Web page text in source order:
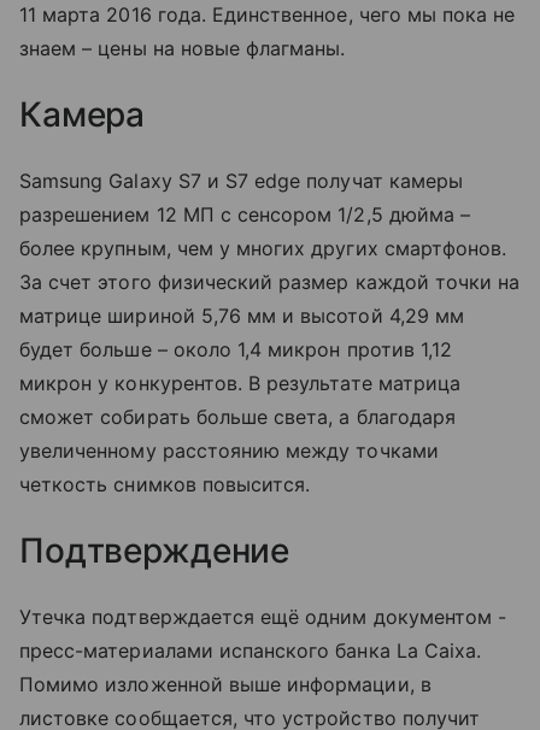
11 марта 2016 года. Единственное, чего мы пока не
знаем – цены на новые флагманы.
Камера
Samsung Galaxy S7 и S7 edge получат камеры
разрешением 12 МП с сенсором 1/2,5 дюйма –
более крупным, чем у многих других смартфонов.
За счет этого физический размер каждой точки на
матрице шириной 5,76 мм и высотой 4,29 мм
будет больше – около 1,4 микрон против 1,12
микрон у конкурентов. В результате матрица
сможет собирать больше света, а благодаря
увеличенному расстоянию между точками
четкость снимков повысится.
Подтверждение
Утечка подтверждается ещё одним документом -
пресс-материалами испанского банка La Caixa.
Помимо изложенной выше информации, в
листовке сообщается, что устройство получит